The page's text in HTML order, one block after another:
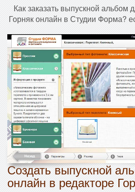
Как заказать выпускной
Горняк онлайн в Студии Форма?
Создать выпускной
онлайн в редакторе